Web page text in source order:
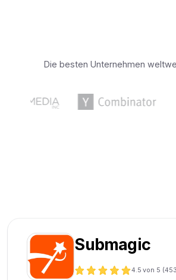
Die besten Unternehmen
Submagic
4.5 von 5 (453